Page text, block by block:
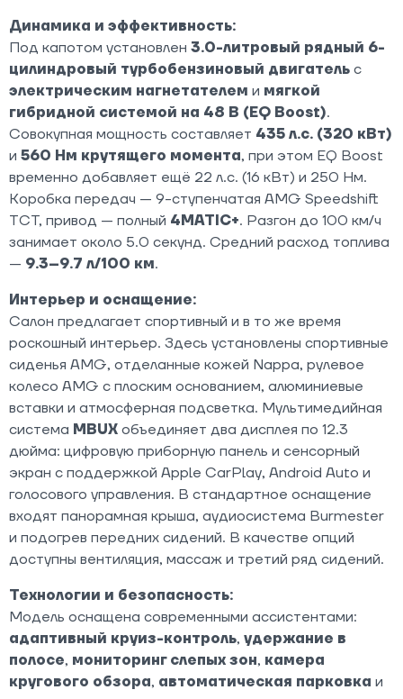
Динамика и эффективность:
Под капотом установлен 3.0-литровый рядный 6-
цилиндровый турбобензиновый двигатель с
электрическим нагнетателем и мягкой
гибридной системой на 48 В (EQ Boost).
Совокупная мощность составляет 435 л.с. (320 кВт)
и 560 Нм крутящего момента, при этом EQ Boost
временно добавляет ещё 22 л.с. (16 кВт) и 250 Нм.
Коробка передач — 9-ступенчатая AMG Speedshift
TCT, привод — полный 4MATIC+. Разгон до 100 км/ч
занимает около 5.0 секунд. Средний расход топлива
— 9.3–9.7 л/100 км.
Интерьер и оснащение:
Салон предлагает спортивный и в то же время
роскошный интерьер. Здесь установлены спортивные
сиденья AMG, отделанные кожей Nappa, рулевое
колесо AMG с плоским основанием, алюминиевые
вставки и атмосферная подсветка. Мультимедийная
система MBUX объединяет два дисплея по 12.3
дюйма: цифровую приборную панель и сенсорный
экран с поддержкой Apple CarPlay, Android Auto и
голосового управления. В стандартное оснащение
входят панорамная крыша, аудиосистема Burmester
и подогрев передних сидений. В качестве опций
доступны вентиляция, массаж и третий ряд сидений.
Технологии и безопасность:
Модель оснащена современными ассистентами:
адаптивный круиз-контроль, удержание в
полосе, мониторинг слепых зон, камера
кругового обзора, автоматическая парковка и